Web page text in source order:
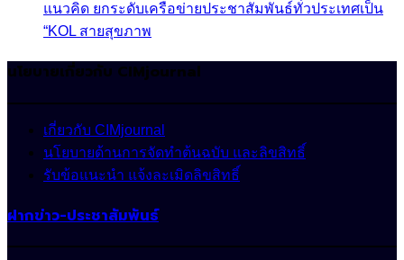
แนวคิด ยกระดับเครือข่ายประชาสัมพันธ์ทั่วประเทศเป็น
“KOL สายสุขภาพ
นโยบายเกี่ยวกับ CIMjournal
เกี่ยวกับ CIMjournal
นโยบายด้านการจัดทำต้นฉบับ และลิขสิทธิ์
รับข้อแนะนำ แจ้งละเมิดลิขสิทธิ์
ฝากข่าว-ประชาสัมพันธ์